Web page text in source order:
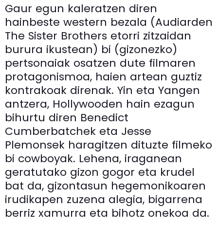
Gaur egun kaleratzen diren
hainbeste western bezala (Audiarden
The Sister Brothers etorri zitzaidan
burura ikustean) bi (gizonezko)
pertsonaiak osatzen dute filmaren
protagonismoa, haien artean guztiz
kontrakoak direnak. Yin eta Yangen
antzera, Hollywooden hain ezagun
bihurtu diren Benedict
Cumberbatchek eta Jesse
Plemonsek haragitzen dituzte filmeko
bi cowboyak. Lehena, iraganean
geratutako gizon gogor eta krudel
bat da, gizontasun hegemonikoaren
irudikapen zuzena alegia, bigarrena
berriz xamurra eta bihotz onekoa da.